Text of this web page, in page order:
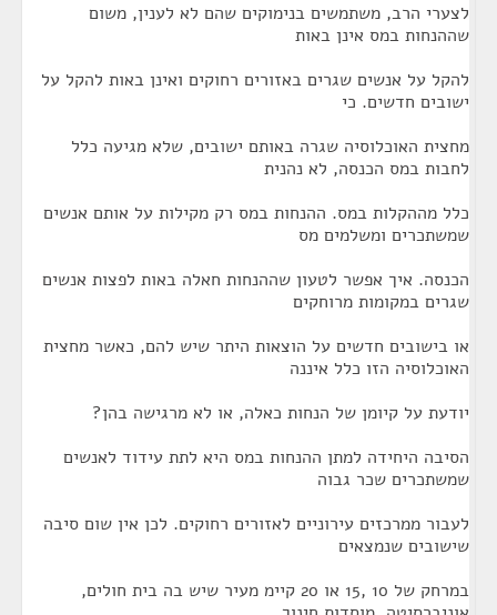
לצערי הרב, משתמשים בנימוקים שהם לא לענין, משום
שההנחות במס אינן באות
להקל על אנשים שגרים באזורים רחוקים ואינן באות להקל על
ישובים חדשים. כי
מחצית האוכלוסיה שגרה באותם ישובים, שלא מגיעה כלל
לחבות במס הכנסה, לא נהנית
כלל מההקלות במס. ההנחות במס רק מקילות על אותם אנשים
שמשתכרים ומשלמים מס
הכנסה. איך אפשר לטעון שההנחות חאלה באות לפצות אנשים
שגרים במקומות מרוחקים
או בישובים חדשים על הוצאות היתר שיש להם, כאשר מחצית
האוכלוסיה הזו כלל איננה
יודעת על קיומן של הנחות כאלה, או לא מרגישה בהן?
הסיבה היחידה למתן ההנחות במס היא לתת עידוד לאנשים
שמשתכרים שכר גבוה
לעבור ממרכזים עירוניים לאזורים רחוקים. לכן אין שום סיבה
שישובים שנמצאים
במרחק של 10 ,15 או 20 קיימ מעיר שיש בה בית חולים,